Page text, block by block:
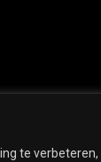
te verbeteren,